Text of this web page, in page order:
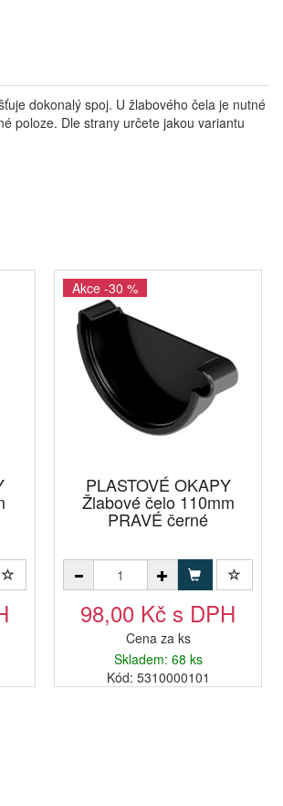
dokonalý spoj. U žlabového čela je nutné
poloze. Dle strany určete jakou variantu
Akce -30 %
PLASTOVÉ OKAPY
Žlabové čelo 110mm
PRAVÉ černé
98,00 Kč s DPH
Cena za ks
Skladem: 68 ks
Kód: 5310000101